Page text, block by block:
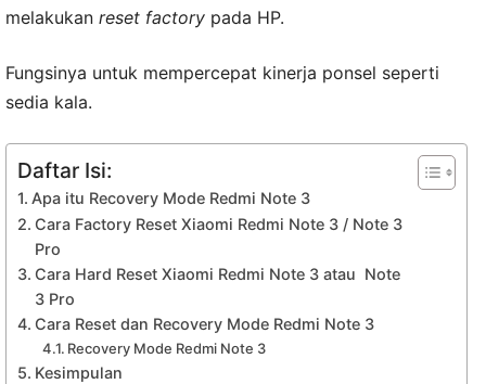
melakukan reset factory pada HP.
Fungsinya untuk mempercepat kinerja ponsel seperti
sedia kala.
Daftar Isi:
Apa itu Recovery Mode Redmi Note 3
Cara Factory Reset Xiaomi Redmi Note 3 / Note 3
Pro
Cara Hard Reset Xiaomi Redmi Note 3 atau Note
3 Pro
Cara Reset dan Recovery Mode Redmi Note 3
Recovery Mode Redmi Note 3
Kesimpulan